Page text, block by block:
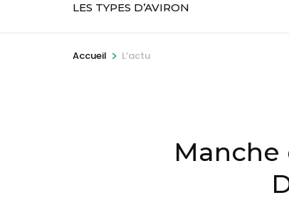
(
LES TYPES D’AVIRON
Accueil > L’actu
Manche